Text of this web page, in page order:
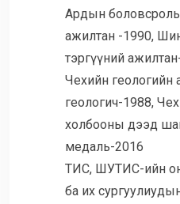
Ардын
ажилтан -1990,
тэргүүний
Чехийн геологийн
геологич-1988,
холбооны дээд
медаль-2016
ТИС, ШУТИС-ийн
ба их